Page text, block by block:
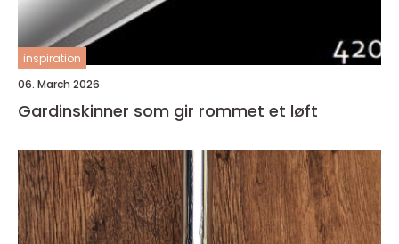
inspiration
06. March 2026
Gardinskinner som gir rommet et løft